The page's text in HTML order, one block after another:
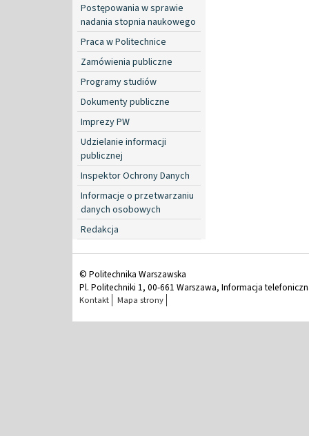
Postępowania w sprawie
nadania stopnia naukowego
Praca w Politechnice
Zamówienia publiczne
Programy studiów
Dokumenty publiczne
Imprezy PW
Udzielanie informacji
publicznej
Inspektor Ochrony Danych
Informacje o przetwarzaniu
danych osobowych
Redakcja
© Politechnika Warszawska
Pl. Politechniki 1, 00-661 Warszawa, Informacja
Kontakt Mapa strony